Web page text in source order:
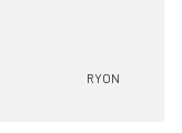
RYON